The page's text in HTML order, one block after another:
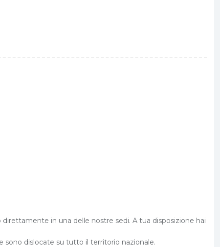
in una delle nostre sedi. A tua disposizione hai
dislocate su tutto il territorio nazionale.